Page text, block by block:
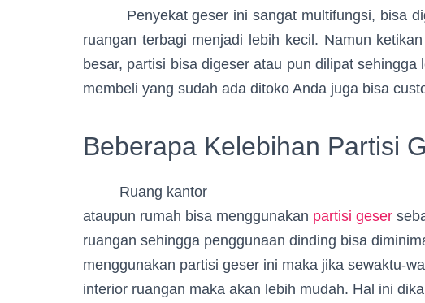
Penyekat geser ini sangat multifungsi, bisa
ruangan terbagi menjadi lebih kecil. Namun
besar, partisi bisa digeser atau pun dilipat
membeli yang sudah ada ditoko Anda juga bisa
Beberapa Kelebihan Partisi
Ruang kantor
ataupun rumah bisa menggunakan partisi geser
ruangan sehingga penggunaan dinding bisa
menggunakan partisi geser ini maka jika sewaktu-
interior ruangan maka akan lebih mudah. Hal ini